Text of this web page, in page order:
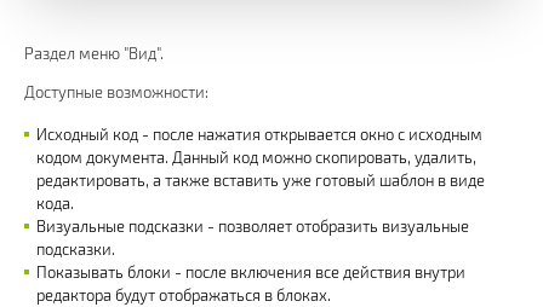
Раздел меню "Вид".
Доступные возможности:
Исходный код - после нажатия открывается окно с исходным
кодом документа. Данный код можно скопировать, удалить,
редактировать, а также вставить уже готовый шаблон в виде
кода.
Визуальные подсказки - позволяет отобразить визуальные
подсказки.
Показывать блоки - после включения все действия внутри
редактора будут отображаться в блоках.